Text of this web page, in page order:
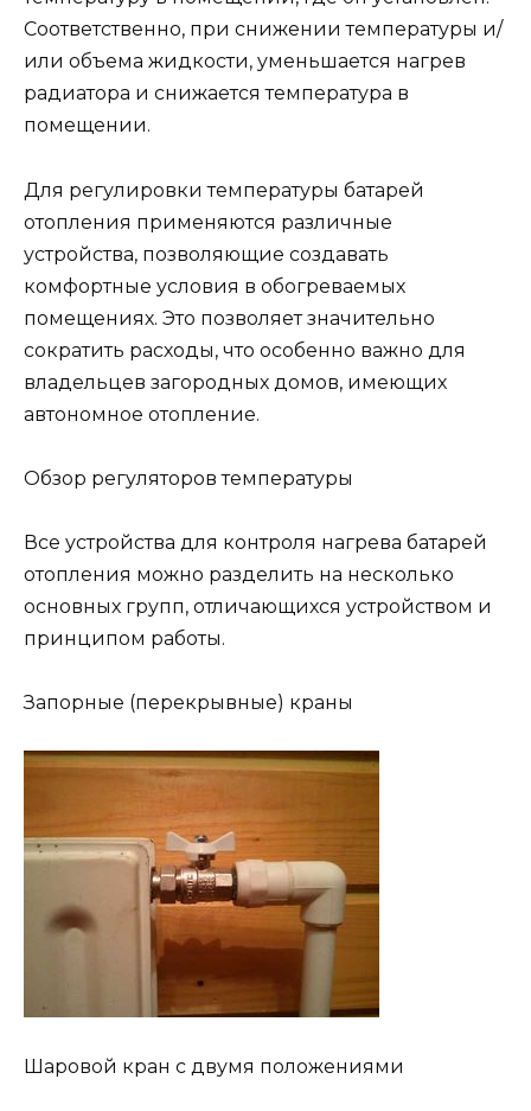
Соответственно, при снижении температуры и/
или объема жидкости, уменьшается нагрев
радиатора и снижается температура в
помещении.
Для регулировки температуры батарей
отопления применяются различные
устройства, позволяющие создавать
комфортные условия в обогреваемых
помещениях. Это позволяет значительно
сократить расходы, что особенно важно для
владельцев загородных домов, имеющих
автономное отопление.
Обзор регуляторов температуры
Все устройства для контроля нагрева батарей
отопления можно разделить на несколько
основных групп, отличающихся устройством и
принципом работы.
Запорные (перекрывные) краны
Шаровой кран с двумя положениями